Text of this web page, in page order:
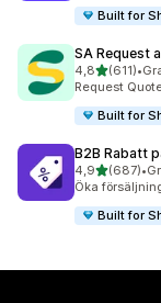
Built for
SA Request
4,8av 5(611)
611 •
Request
Built for
B2B Rabatt
4,9av 5(687)
687 •
Öka
Built for